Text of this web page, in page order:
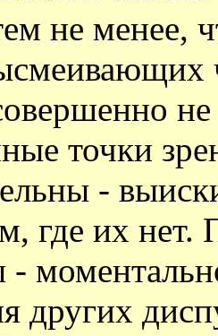
не менее,
точки
-
где их
-
других